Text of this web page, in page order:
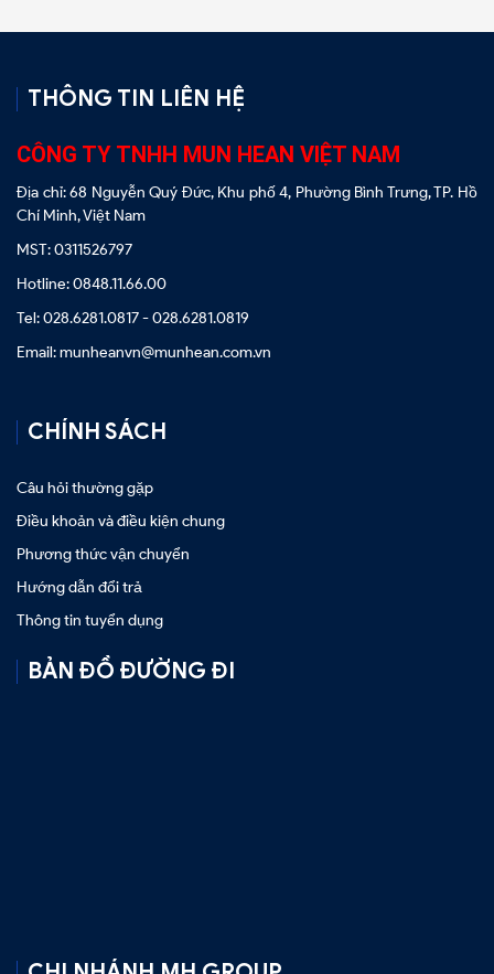
THÔNG TIN LIÊN HỆ
CÔNG TY TNHH MUN HEAN VIỆT NAM
Địa chỉ: 68 Nguyễn Quý Đức, Khu phố 4, Phường Bình Trưng, TP. Hồ
Chí Minh, Việt Nam
MST: 0311526797
Hotline: 0848.11.66.00
Tel: 028.6281.0817 - 028.6281.0819
Email: munheanvn@munhean.com.vn
CHÍNH SÁCH
Câu hỏi thường gặp
Điều khoản và điều kiện chung
Phương thức vận chuyển
Hướng dẫn đổi trả
Thông tin tuyển dụng
BẢN ĐỒ ĐƯỜNG ĐI